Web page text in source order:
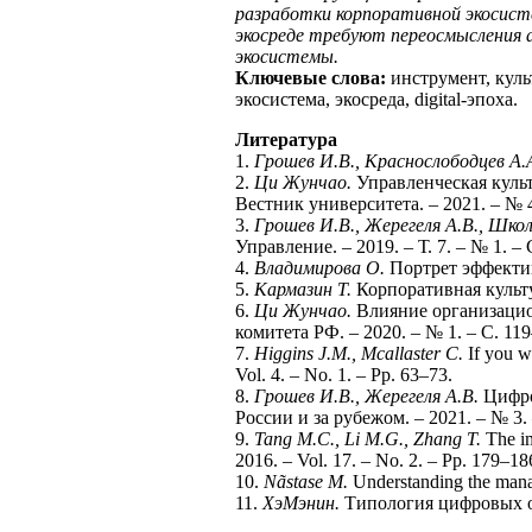
разработки корпоративной
экосреде требуют переосмысления
экосистемы.
Ключевые слова: инструмент,
экосистема, экосреда, digital-эпоха.
Литература
1. Грошев И.В., Краснослободцев
2. Ци Жунчао. Управленческая
Вестник университета. – 2021. – №
3. Грошев И.В., Жерегеля А.В.,
Управление. – 2019. – Т. 7. – № 1. –
4. Владимирова О. Портрет
5. Кармазин Т. Корпоративная
6. Ци Жунчао. Влияние
комитета РФ. – 2020. – № 1. – С.
7. Higgins J.M., Mcallaster C. If you
Vol. 4. – No. 1. – Pp. 63–73.
8. Грошев И.В., Жерегеля А.В.
России и за рубежом. – 2021. – №
9. Tang M.C., Li M.G., Zhang T. The
2016. – Vol. 17. – No. 2. – Pp.
10. Nãstase M. Understanding the
11.ХэМэнин. Типология цифровых